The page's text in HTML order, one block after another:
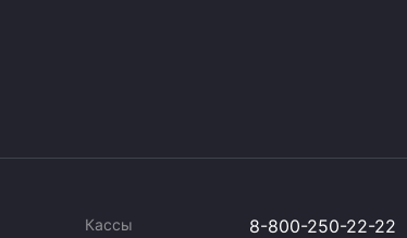
Кассы 8-800-250-22-22